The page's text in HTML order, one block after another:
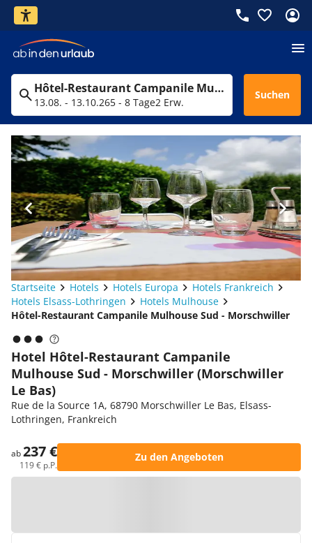
Hôtel-Restaurant Campanile Mulhouse Sud - Morschwiller
13.08. - 13.10.265 - 8 Tage2 Erw.
Suchen
Startseite Hotels Hotels Europa
Hotels Frankreich
Hotels Elsass-Lothringen
Hotels Mulhouse
Hôtel-Restaurant Campanile Mulhouse Sud - Morschwiller
Hotel Hôtel-Restaurant Campanile
Mulhouse Sud - Morschwiller (Morschwiller
Le Bas)
Rue de la Source 1A, 68790 Morschwiller Le Bas, Elsass-
Lothringen, Frankreich
ab237 €
119 € p.P.
Zu den Angeboten